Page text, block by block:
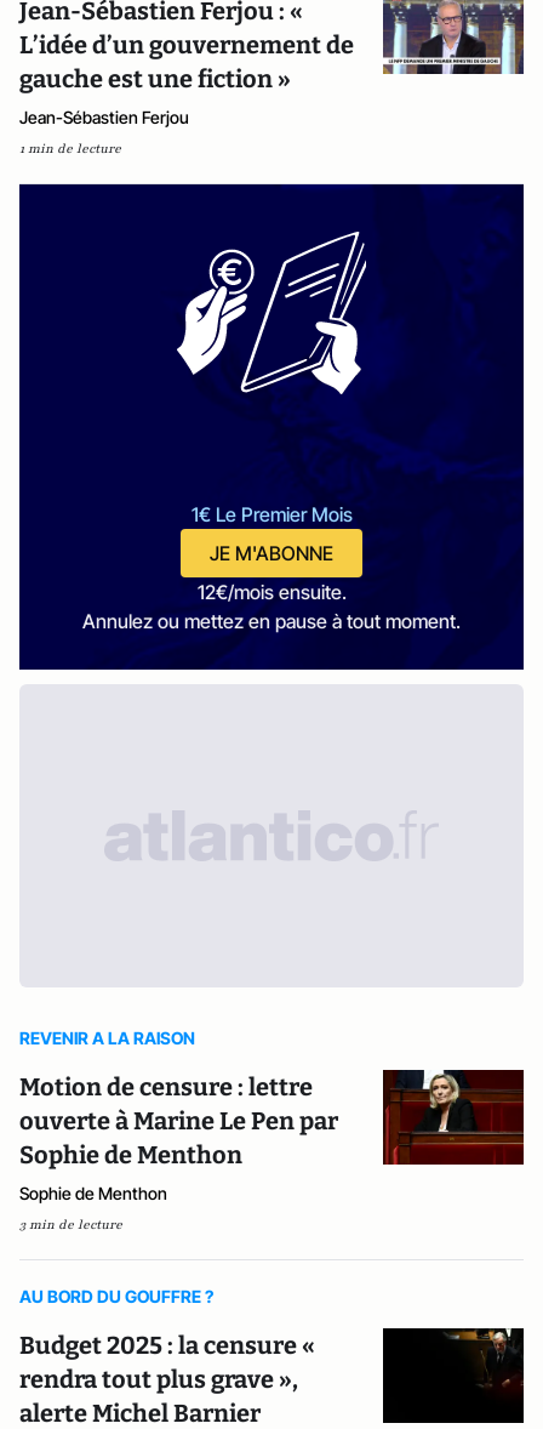
Jean-Sébastien Ferjou : «
L’idée d’un gouvernement de
gauche est une fiction »
Jean-Sébastien Ferjou
1 min de lecture
1€ Le Premier Mois
JE M'ABONNE
12€/mois ensuite.
Annulez ou mettez en pause à tout moment.
REVENIR A LA RAISON
Motion de censure : lettre
ouverte à Marine Le Pen par
Sophie de Menthon
Sophie de Menthon
3 min de lecture
AU BORD DU GOUFFRE ?
Budget 2025 : la censure «
rendra tout plus grave »,
alerte Michel Barnier